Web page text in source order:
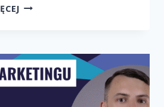
AUTOMATYZACJA
ROLA
W
KAMPANIACH
MARKETINGOWYCH